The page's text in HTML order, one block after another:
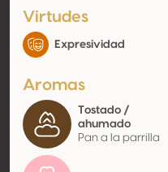
Virtudes
Expresividad
Aromas
Tostado /
ahumado
Pan a la parrilla